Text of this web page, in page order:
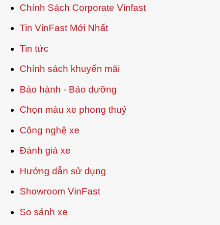
Chính Sách Corporate Vinfast
Tin VinFast Mới Nhất
Tin tức
Chính sách khuyến mãi
Bảo hành - Bảo dưỡng
Chọn màu xe phong thuỷ
Công nghệ xe
Đánh giá xe
Hướng dẫn sử dụng
Showroom VinFast
So sánh xe